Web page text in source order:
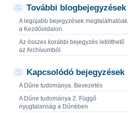
További blogbejegyzések
A legújabb bejegyzések megtalálhatóak
a Kezdőoldalon.
Az összes korábbi bejegyzés letölthető
az Archívumból.
Kapcsolódó bejegyzések
A Dűne tudománya. Bevezetés
A Dűne tudománya 2. Függő
nyugtalanság a Dűnében